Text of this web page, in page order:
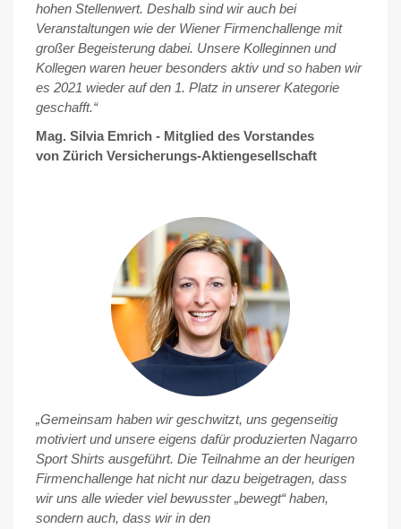
hohen Stellenwert. Deshalb sind wir auch bei
Veranstaltungen wie der Wiener Firmenchallenge mit
großer Begeisterung dabei. Unsere Kolleginnen und
Kollegen waren heuer besonders aktiv und so haben wir
es 2021 wieder auf den 1. Platz in unserer Kategorie
geschafft.“
Mag. Silvia Emrich - Mitglied des Vorstandes
von Zürich Versicherungs-Aktiengesellschaft
„Gemeinsam haben wir geschwitzt, uns gegenseitig
motiviert und unsere eigens dafür produzierten Nagarro
Sport Shirts ausgeführt. Die Teilnahme an der heurigen
Firmenchallenge hat nicht nur dazu beigetragen, dass
wir uns alle wieder viel bewusster „bewegt“ haben,
sondern auch, dass wir in den